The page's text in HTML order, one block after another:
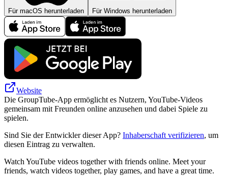
Für macOS herunterladen Für Windows herunterladen
Website
Die GroupTube-App ermöglicht es Nutzern, YouTube-Videos
gemeinsam mit Freunden online anzusehen und dabei Spiele zu
spielen.
Sind Sie der Entwickler dieser App? Inhaberschaft verifizieren, um
diesen Eintrag zu verwalten.
Watch YouTube videos together with friends online. Meet your
friends, watch videos together, play games, and have a great time.